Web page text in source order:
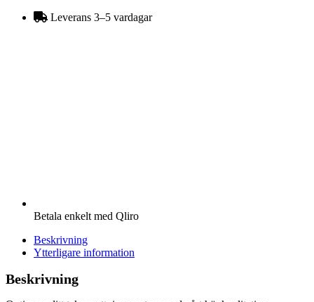
Leverans 3–5 vardagar
Betala enkelt med Qliro
Beskrivning
Ytterligare information
Beskrivning